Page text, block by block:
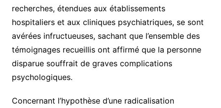
recherches, étendues aux établissements
hospitaliers et aux cliniques psychiatriques, se sont
avérées infructueuses, sachant que l’ensemble des
témoignages recueillis ont affirmé que la personne
disparue souffrait de graves complications
psychologiques.
Concernant l’hypothèse d’une radicalisation